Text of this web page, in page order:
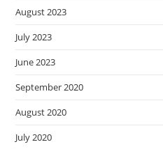
August 2023
July 2023
June 2023
September 2020
August 2020
July 2020